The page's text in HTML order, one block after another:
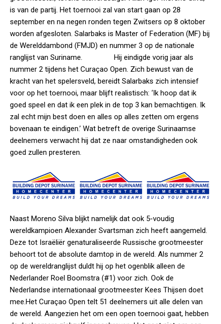
is van de partij. Het toernooi zal van start gaan op 28
september en na negen ronden tegen Zwitsers op 8 oktober
worden afgesloten. Salarbaks is Master of Federation (MF) bij
de Werelddambond (FMJD) en nummer 3 op de nationale
ranglijst van Suriname. Hij eindigde vorig jaar als
nummer 2 tijdens het Curaçao Open. Zich bewust van de
kracht van het spelersveld, bereidt Salarbaks zich intensief
voor op het toernooi, maar blijft realistisch: ‘Ik hoop dat ik
goed speel en dat ik een plek in de top 3 kan bemachtigen. Ik
zal echt mijn best doen en alles op alles zetten om ergens
bovenaan te eindigen.’ Wat betreft de overige Surinaamse
deelnemers verwacht hij dat ze naar omstandigheden ook
goed zullen presteren.
Naast Moreno Silva blijkt namelijk dat ook 5-voudig
wereldkampioen Alexander Svartsman zich heeft aangemeld.
Deze tot Israëliër genaturaliseerde Russische grootmeester
behoort tot de absolute damtop in de wereld. Als nummer 2
op de wereldranglijst duldt hij op het ogenblik alleen de
Nederlander Roel Boomstra (#1) voor zich. Ook de
Nederlandse internationaal grootmeester Kees Thijsen doet
mee.Het Curaçao Open telt 51 deelnemers uit alle delen van
de wereld. Aangezien het om een open toernooi gaat, hebben